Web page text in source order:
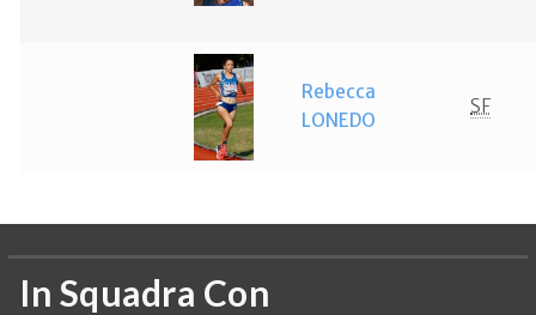
Rebecca
LONEDO
SF
In Squadra Con